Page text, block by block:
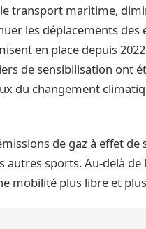
transport maritime,
les déplacements des
en place depuis
de sensibilisation ont
du changement
de gaz à effet
sports. Au-delà
mobilité plus libre et